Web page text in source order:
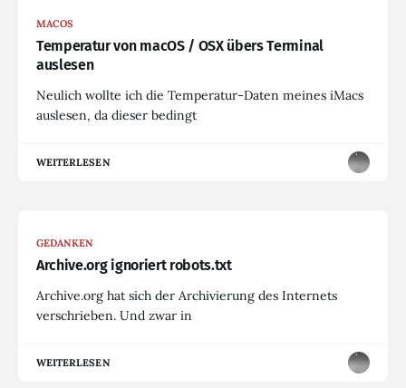
MACOS
Temperatur von macOS / OSX übers Terminal
auslesen
Neulich wollte ich die Temperatur-Daten meines iMacs
auslesen, da dieser bedingt
WEITERLESEN
GEDANKEN
Archive.org ignoriert robots.txt
Archive.org hat sich der Archivierung des Internets
verschrieben. Und zwar in
WEITERLESEN